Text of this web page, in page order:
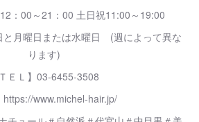
12：00～21：00 土日祝11:00～19:00
と月曜日または水曜日 (週によって異な
ります)
ＴＥＬ】03-6455-3508
https://www.michel-hair.jp/